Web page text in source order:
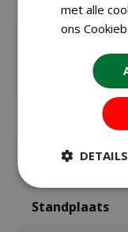
Bolmaat
max. hoogte
Standplaats
met alle
ons